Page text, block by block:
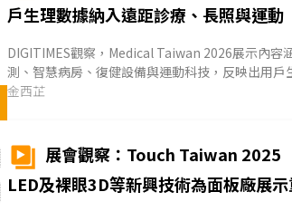
戶生理數據納入遠距診療、長照與運動
DIGITIMES觀察，Medical Taiwan 2026展示內容
測、智慧病房、復健設備與運動科技，反映出用戶
照及運動服務。本屆業者除展示設備功能，也強調
可，產業重點開始步入通路拓展與商業模式驗證。...
金西芷
展會觀察：Touch Taiwan
LED及裸眼3D等新興技術為面板廠展